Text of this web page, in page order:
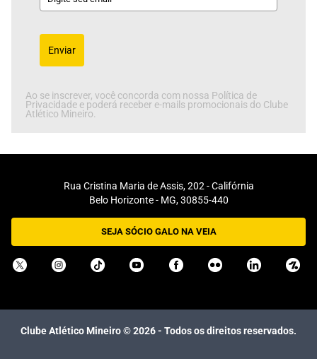
Enviar
Ao se inscrever, você concorda com nossa Política de
Privacidade e poderá receber e-mails promocionais do Clube
Atlético Mineiro.
Rua Cristina Maria de Assis, 202 - Califórnia
Belo Horizonte - MG, 30855-440
SEJA SÓCIO GALO NA VEIA
Clube Atlético Mineiro ©2026- Todos os direitos reservados.